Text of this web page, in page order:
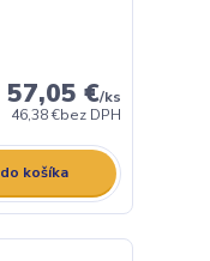
57,05 €/ks
46,38 €bez DPH
košíka